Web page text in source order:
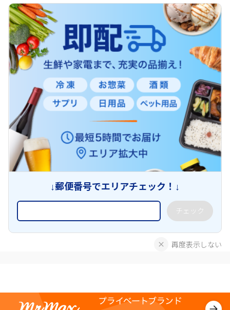
↓郵便番号でエリアチェック！↓
チェック
再度表示しない